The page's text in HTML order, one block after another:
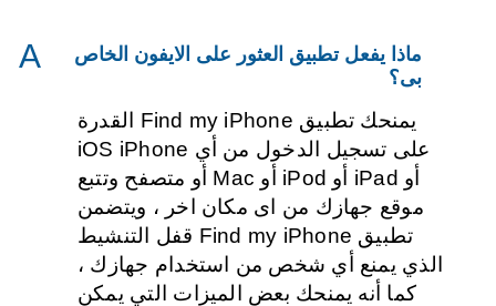
A
ماذا يفعل تطبيق العثور على الايفون الخاص
بى؟
يمنحك تطبيق Find my iPhone القدرة
على تسجيل الدخول من أي iOS iPhone
أو iPad أو iPod أو Mac أو متصفح وتتبع
موقع جهازك من اى مكان اخر ، ويتضمن
تطبيق Find my iPhone قفل التنشيط
الذي يمنع أي شخص من استخدام جهازك ،
كما أنه يمنحك بعض الميزات التي يمكن